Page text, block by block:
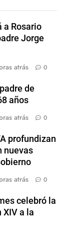
a Rosario
Jorge
atrás 0
de
años
atrás 0
profundizan
nuevas
atrás 0
celebró la
XIV a la